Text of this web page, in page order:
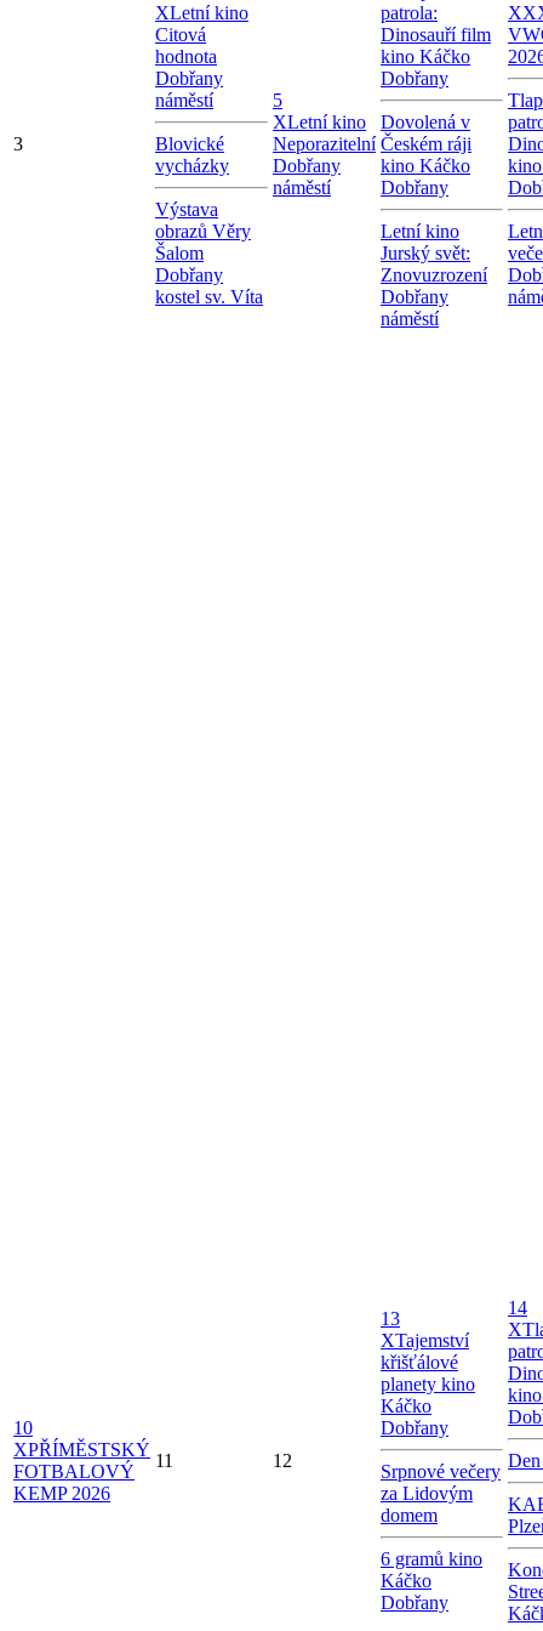
3
XLetní kino
Citová
hodnota
Dobřany
náměstí
Blovické
vycházky
Výstava
obrazů Věry
Šalom
Dobřany
kostel sv. Víta
5
XLetní kino
Neporazitelní
Dobřany
náměstí
patrola:
Dinosauří film
kino Káčko
Dobřany
Dovolená v
Českém ráji
kino Káčko
Dobřany
Letní kino
Jurský svět:
Znovuzrození
Dobřany
náměstí
X
10
XPŘÍMĚSTSKÝ
FOTBALOVÝ
KEMP 2026
11 12
13
XTajemství
křišťálové
planety kino
Káčko
Dobřany
Srpnové večery
za Lidovým
domem
6 gramů kino
Káčko
Dobřany
14
X